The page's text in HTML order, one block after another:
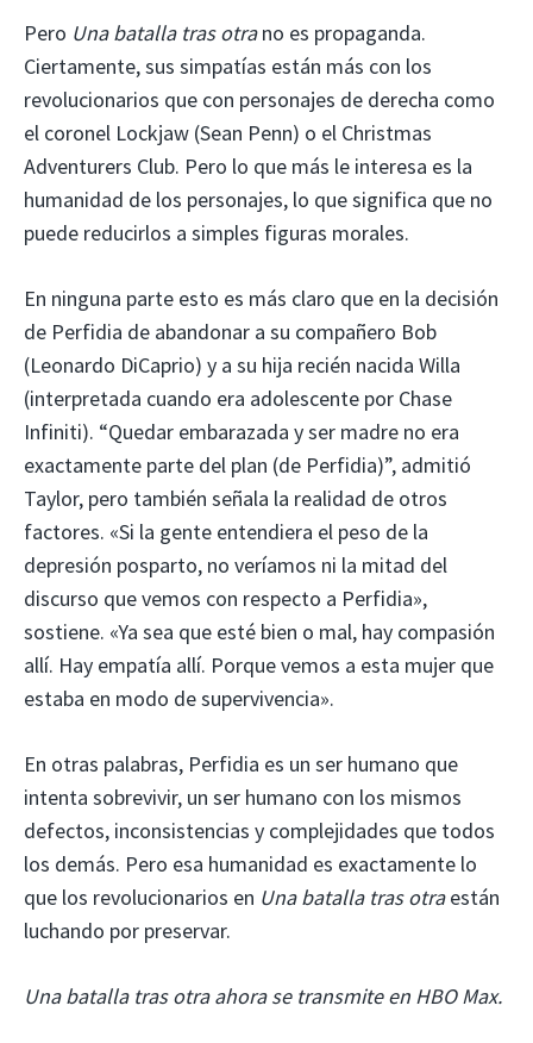
Pero Una batalla tras otrano es propaganda.
Ciertamente, sus simpatías están más con los
revolucionarios que con personajes de derecha como
el coronel Lockjaw (Sean Penn) o el Christmas
Adventurers Club. Pero lo que más le interesa es la
humanidad de los personajes, lo que significa que no
puede reducirlos a simples figuras morales.
En ninguna parte esto es más claro que en la decisión
de Perfidia de abandonar a su compañero Bob
(Leonardo DiCaprio) y a su hija recién nacida Willa
(interpretada cuando era adolescente por Chase
Infiniti). “Quedar embarazada y ser madre no era
exactamente parte del plan (de Perfidia)”, admitió
Taylor, pero también señala la realidad de otros
factores. «Si la gente entendiera el peso de la
depresión posparto, no veríamos ni la mitad del
discurso que vemos con respecto a Perfidia»,
sostiene. «Ya sea que esté bien o mal, hay compasión
allí. Hay empatía allí. Porque vemos a esta mujer que
estaba en modo de supervivencia».
En otras palabras, Perfidia es un ser humano que
intenta sobrevivir, un ser humano con los mismos
defectos, inconsistencias y complejidades que todos
los demás. Pero esa humanidad es exactamente lo
que los revolucionarios en Una batalla tras otraestán
luchando por preservar.
Una batalla tras otra ahora se transmite en HBO Max.